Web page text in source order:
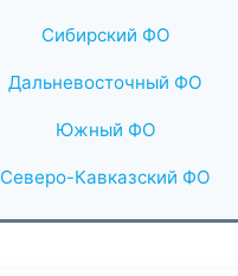
Сибирский ФО
Дальневосточный ФО
Южный ФО
Северо-Кавказский ФО